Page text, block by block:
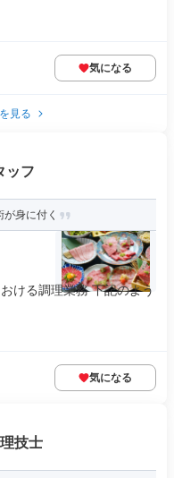
気になる
見る
ッフ
身に付く
ける調理業務 下記のよう
気になる
技士